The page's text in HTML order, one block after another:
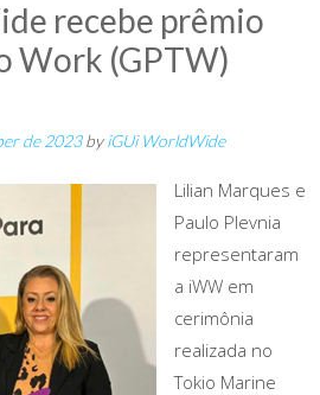
recebe prêmio
Work (GPTW)
de 2023byiGUi WorldWide
Lilian Marques e
Paulo Plevnia
representaram
a iWW em
cerimônia
realizada no
Tokio Marine